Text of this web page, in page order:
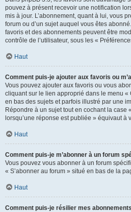
pouvez à présent recevoir une notification
mis à jour. L’abonnement, quant à lui, vous
forum ou d’un sujet auquel vous êtes
favoris et des abonnements peuvent être
contrôle de l’utilisateur, sous les «
Haut
Comment puis-je ajouter aux favoris ou
Vous pouvez ajouter aux favoris ou vous
cliquant sur le lien approprié dans le menu «
en bas des sujets et parfois illustré par une
Répondre à un sujet tout en cochant la case
lorsqu’une réponse est publiée » équivaut à
Haut
Comment puis-je m’abonner à un forum
Vous pouvez vous abonner à un forum
« S’abonner au forum » situé en bas de la
Haut
Comment puis-je résilier mes